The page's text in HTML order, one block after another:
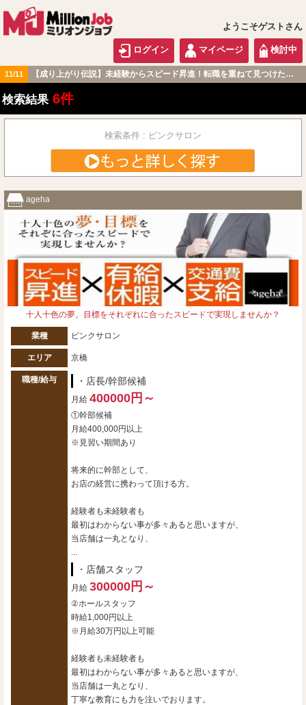
ようこそゲストさん
ログイン マイページ 検討中
11/11 【成り上がり伝説】未経験からスピード昇進！転職を重ねて見つけた『本当に働きやすい職場』とは？
関西版
検索結果 6件
検索条件 : ピンクサロン
ageha
十人十色の夢。目標をそれぞれに合ったスピードで実現しませんか？
業種 ピンクサロン
エリア 京橋
職種/給与 ・店長/幹部候補
月給 400000円～
①幹部候補
月給400,000円以上
※見習い期間あり
将来的に幹部として、
お店の経営に携わって頂ける方。
経験者も未経験者も
最初はわからない事が多々あると思いますが、
当店舗は一丸となり、
・店舗スタッフ
月給 300000円～
②ホールスタッフ
時給1,000円以上
※月給30万円以上可能
経験者も未経験者も
最初はわからない事が多々あると思いますが、
当店舗は一丸となり、
丁寧な教育にも力を注いでおります。